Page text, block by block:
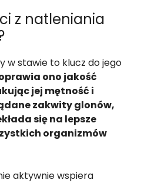
z natleniania
w stawie to klucz do jego
ono jakość
jej mętność i
zakwity glonów,
się na lepsze
organizmów
aktywnie wspiera